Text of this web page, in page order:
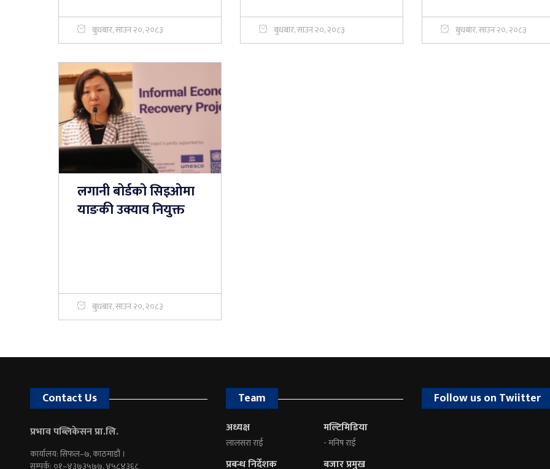
बुधबार, साउन २०, २०८३ बुधबार, साउन २०, २०८३ बुधबार, साउन २०, २०८३
लगानी बोर्डको सिइओमा
याङकी उक्याव नियुक्त
बुधबार, साउन २०, २०८३
Contact Us
प्रभाव पब्लिकेसन प्रा.लि.
कार्यालय: सिफल–७, काठमाडौं ।
Team
अध्यक्ष
लालसरा राई
प्रबन्ध निर्देशक
मल्टिमिडिया
- मनिष राई
बजार प्रमुख
Follow us on Twiitter